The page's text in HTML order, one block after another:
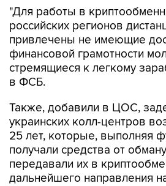
"Для работы в
российских регионов
привлечены не имеющие
финансовой грамотности
стремящиеся к легкому
в ФСБ.
Также, добавили в ЦОС,
украинских колл-центров
25 лет, которые, выполняя
получали средства от
передавали их в
дальнейшего направления